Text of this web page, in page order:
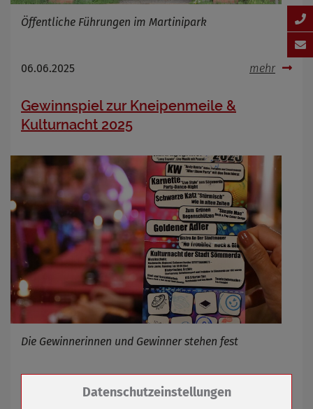
Öffentliche Führungen im Martinipark
06.06.2025 mehr
Gewinnspiel zur Kneipenmeile &
Kulturnacht 2025
Die Gewinnerinnen und Gewinner stehen fest
Zum Betrieb der Seite notwendige Cookies /
Datenschutzeinstellungen